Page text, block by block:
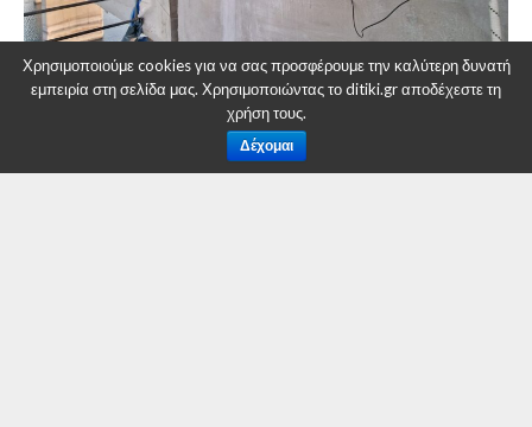
Χρησιμοποιούμε cookies για να σας προσφέρουμε την καλύτερη δυνατή
εμπειρία στη σελίδα μας. Χρησιμοποιώντας το ditiki.gr αποδέχεστε τη
χρήση τους.
Δέχομαι